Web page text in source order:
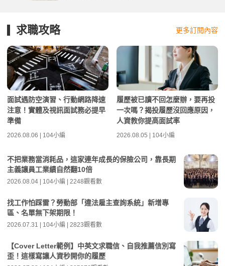
求職攻略 更多訂閱內容
面試遇防空演習、行動網路降速
注意！實體及視訊面試務必提早
準備
2026.08.06 | 104小編
履歷被已讀不回怎麼辦，要再投
一次嗎？揭投履歷沒回應原因，
人資教你提高面試率
2026.08.05 | 104小編
不把業務當消耗品，這家連年成長的保險公司，靠長期
主義讓員工業績自然翻10倍
2026.08.04 | 104小編 | 2248觀看數
找工作怕踩雷？勞動部「違法雇主查詢系統」新增專
區、名單無下架期限！
2026.07.31 | 104小編 | 2823觀看數
【Cover Letter範例】中英文求職信、自我推薦信別寫
歪！這樣寫讓人資秒開你的履歷